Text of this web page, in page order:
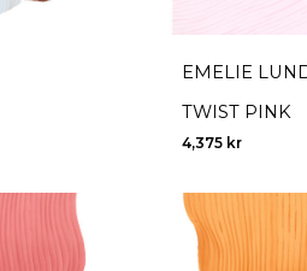
EMELIE
TWIST PINK
4,375 kr